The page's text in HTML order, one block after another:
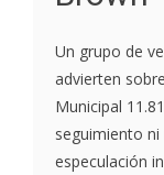
Un grupo de
advierten
Municipal
seguimiento
especulación